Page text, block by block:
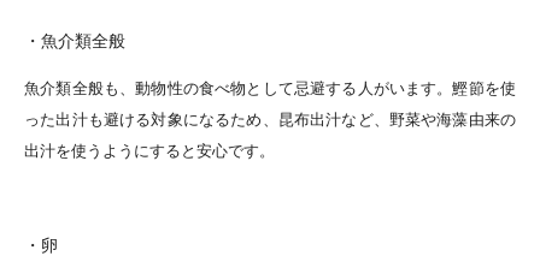
・魚介類全般
魚介類全般も、動物性の食べ物として忌避する人がいます。鰹節を使
った出汁も避ける対象になるため、昆布出汁など、野菜や海藻由来の
出汁を使うようにすると安心です。
・卵